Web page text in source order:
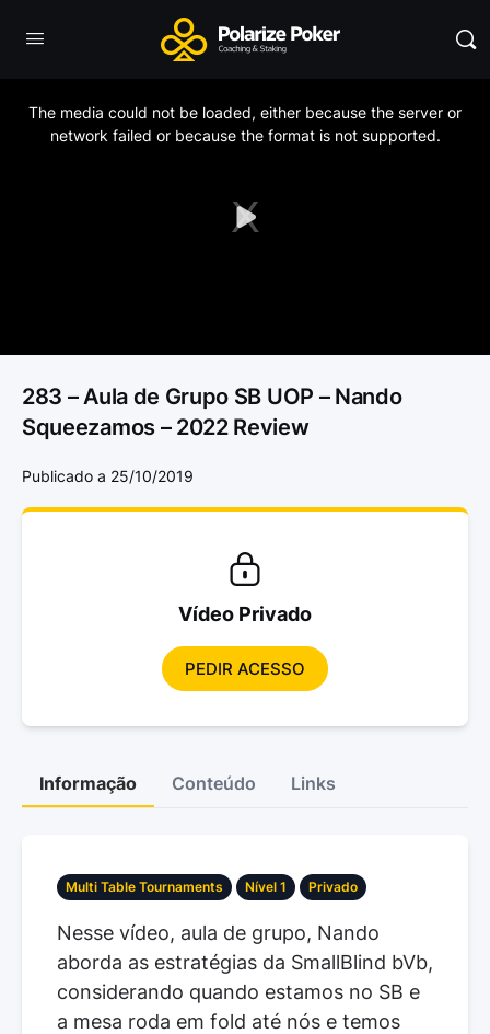
Play
The media could not be loaded, either because the server or
network failed or because the format is not supported.
283 – Aula de Grupo SB UOP – Nando
Squeezamos – 2022 Review
Publicado a 25/10/2019
Vídeo Privado
PEDIR ACESSO
Informação Conteúdo Links
Multi Table Tournaments Nível 1 Privado
Nesse vídeo, aula de grupo, Nando
aborda as estratégias da SmallBlind bVb,
considerando quando estamos no SB e
a mesa roda em fold até nós e temos